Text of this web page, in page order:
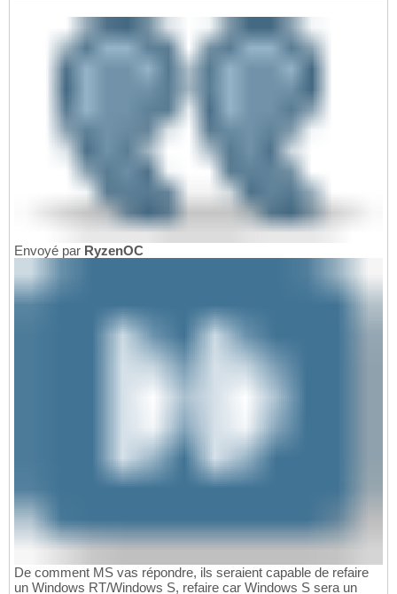
Envoyé par RyzenOC
De comment MS vas répondre, ils seraient capable de refaire
un Windows RT/Windows S, refaire car Windows S sera un